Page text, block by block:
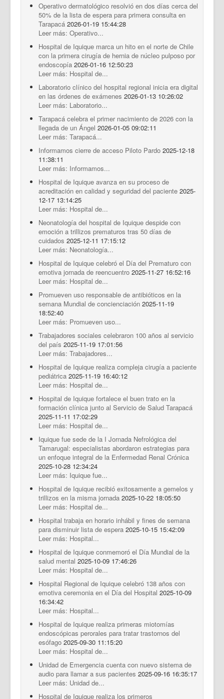
Operativo dermatológico resolvió en dos días cerca del
50% de la lista de espera para primera consulta en
Tarapacá 2026-01-19 15:44:28
Leer más: Operativo...
Hospital de Iquique marca un hito en el norte de Chile
con la primera cirugía de hernia de núcleo pulposo por
endoscopía 2026-01-16 12:50:23
Leer más: Hospital de...
Laboratorio clínico del hospital regional inicia era digital
en las órdenes de exámenes 2026-01-13 10:26:02
Leer más: Laboratorio...
Tarapacá celebra el primer nacimiento de 2026 con la
llegada de un Ángel 2026-01-05 09:02:11
Leer más: Tarapacá...
Informamos cierre de acceso Piloto Pardo 2025-12-18
11:38:11
Leer más: Informamos...
Hospital de Iquique avanza en su proceso de
acreditación en calidad y seguridad del paciente 2025-
12-17 13:14:25
Leer más: Hospital de...
Neonatología del hospital de Iquique despide con
emoción a trillizos prematuros tras 50 días de
cuidados 2025-12-11 17:15:12
Leer más: Neonatología...
Hospital de Iquique celebró el Día del Prematuro con
emotiva jornada de reencuentro 2025-11-27 16:52:16
Leer más: Hospital de...
Promueven uso responsable de antibióticos en la
semana Mundial de concienciación 2025-11-19
18:52:40
Leer más: Promueven uso...
Trabajadores sociales celebraron 100 años al servicio
del país 2025-11-19 17:01:56
Leer más: Trabajadores...
Hospital de Iquique realiza compleja cirugía a paciente
pediátrica 2025-11-19 16:40:12
Leer más: Hospital de...
Hospital de Iquique fortalece el buen trato en la
formación clínica junto al Servicio de Salud Tarapacá
2025-11-11 17:02:29
Leer más: Hospital de...
Iquique fue sede de la I Jornada Nefrológica del
Tamarugal: especialistas abordaron estrategias para
un enfoque integral de la Enfermedad Renal Crónica
2025-10-28 12:34:24
Leer más: Iquique fue...
Hospital de Iquique recibió exitosamente a gemelos y
trillizos en la misma jornada 2025-10-22 18:05:50
Leer más: Hospital de...
Hospital trabaja en horario inhábil y fines de semana
para disminuir lista de espera 2025-10-15 15:42:09
Leer más: Hospital...
Hospital de Iquique conmemoró el Día Mundial de la
salud mental 2025-10-09 17:46:26
Leer más: Hospital de...
Hospital Regional de Iquique celebró 138 años con
emotiva ceremonia en el Día del Hospital 2025-10-09
16:34:42
Leer más: Hospital...
Hospital de Iquique realiza primeras miotomías
endoscópicas perorales para tratar trastornos del
esófago 2025-09-30 11:15:20
Leer más: Hospital de...
Unidad de Emergencia cuenta con nuevo sistema de
audio para llamar a sus pacientes 2025-09-16 16:35:17
Leer más: Unidad de...
Hospital de Iquique realiza los primeros